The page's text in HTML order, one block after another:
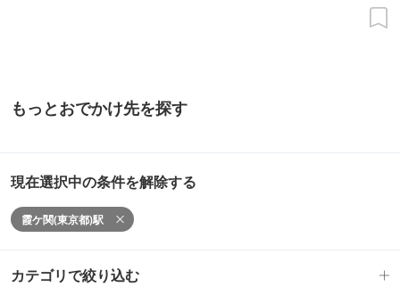
もっとおでかけ先を探す
現在選択中の条件を解除する
霞ケ関(東京都)駅
カテゴリで絞り込む